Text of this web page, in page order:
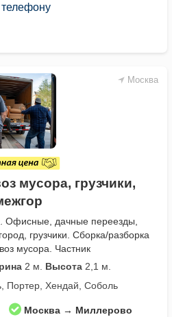
телефону
Москва
мусора, грузчики,
Офисные, дачные переезды,
грузчики. Сборка/разборка
мусора. Частник
2 м. Высота 2,1 м.
Портер, Хендай, Соболь
Москва → Миллерово